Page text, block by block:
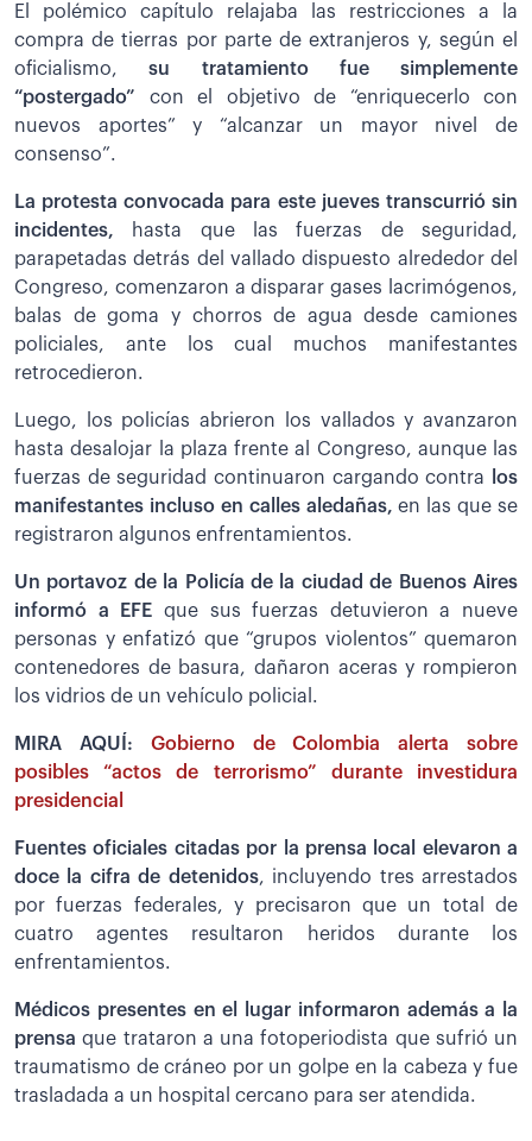
El polémico capítulo relajaba las restricciones a la
compra de tierras por parte de extranjeros y, según el
oficialismo, su tratamiento fue simplemente
“postergado” con el objetivo de “enriquecerlo con
nuevos aportes” y “alcanzar un mayor nivel de
consenso”.
La protesta convocada para este jueves transcurrió sin
incidentes, hasta que las fuerzas de seguridad,
parapetadas detrás del vallado dispuesto alrededor del
Congreso, comenzaron a disparar gases lacrimógenos,
balas de goma y chorros de agua desde camiones
policiales, ante los cual muchos manifestantes
retrocedieron.
Luego, los policías abrieron los vallados y avanzaron
hasta desalojar la plaza frente al Congreso, aunque las
fuerzas de seguridad continuaron cargando contra
los
manifestantes incluso en calles aledañas, en las que se
registraron algunos enfrentamientos.
Un portavoz de la Policía de la ciudad de Buenos Aires
informó a EFE que sus fuerzas detuvieron a nueve
personas y enfatizó que “grupos violentos” quemaron
contenedores de basura, dañaron aceras y rompieron
los vidrios de un vehículo policial.
MIRA AQUÍ: Gobierno de Colombia alerta sobre
posibles “actos de terrorismo” durante investidura
presidencial
Fuentes oficiales citadas por la prensa local elevaron a
doce la cifra de detenidos, incluyendo tres arrestados
por fuerzas federales, y precisaron que un total de
cuatro agentes resultaron heridos durante los
enfrentamientos.
Médicos presentes en el lugar informaron además a la
prensa que trataron a una fotoperiodista que sufrió un
traumatismo de cráneo por un golpe en la cabeza y fue
trasladada a un hospital cercano para ser atendida.